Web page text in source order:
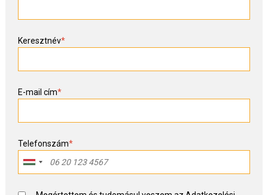
Keresztnév*
E-mail cím*
Telefonszám*